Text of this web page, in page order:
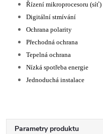
Řízení mikroprocesoru (síť)
Digitální stmívání
Ochrana polarity
Přechodná ochrana
Tepelná ochrana
Nízká spotřeba energie
Jednoduchá instalace
Parametry produktu